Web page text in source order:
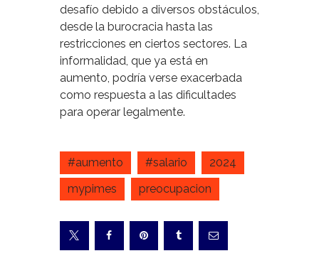
desafío debido a diversos obstáculos,
desde la burocracia hasta las
restricciones en ciertos sectores. La
informalidad, que ya está en
aumento, podría verse exacerbada
como respuesta a las dificultades
para operar legalmente.
#aumento #salario
2024
mypimes
preocupacion